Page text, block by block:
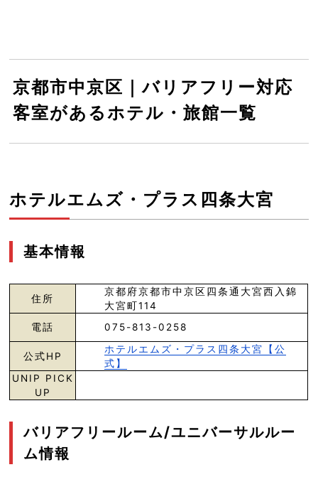
京都市中京区｜バリアフリー対応
客室があるホテル・旅館一覧
ホテルエムズ・プラス四条大宮
基本情報
住所
京都府京都市中京区四条通大宮西入錦
大宮町114
電話
075-813-0258
公式HP
ホテルエムズ・プラス四条大宮【公
式】
UNIP PICK
UP
バリアフリールーム/ユニバーサルルー
ム情報